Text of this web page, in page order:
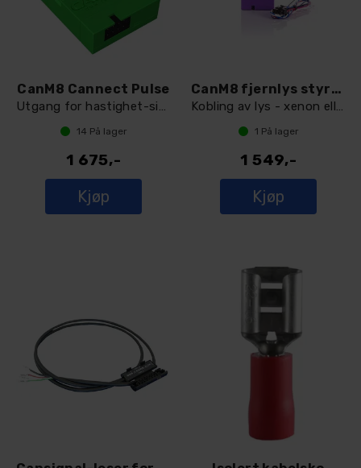
CanM8 Cannect Pulse
Utgang for hastighet-signal
14 På lager
1 675,-
Kjøp
CanM8 fjernlys styrestrømgiver
Kobling av lys - xenon eller LED.
1 På lager
1 549,-
Kjøp